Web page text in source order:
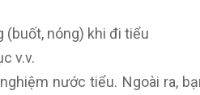
(buốt, nóng) khi đi tiểu
v.v.
nước tiểu. Ngoài ra,